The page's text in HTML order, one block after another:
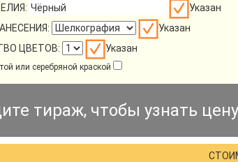
Указан
Указан
ЦВЕТОВ:
Указан
или серебряной краской
тираж, чтобы узнать цену